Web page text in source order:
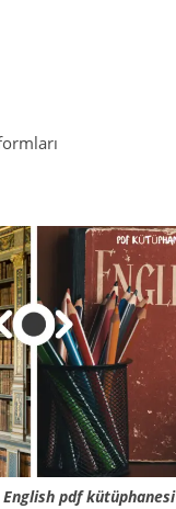
English pdf kütüphanesi